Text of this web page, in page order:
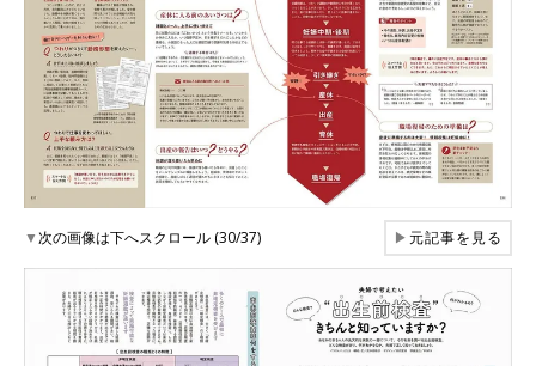
▼次の画像は下へスクロール (30/37) ▶元記事を見る